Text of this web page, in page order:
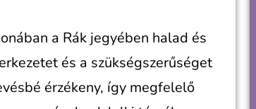
a Rák jegyében halad és
és a szükségszerűséget
érzékeny, így megfelelő